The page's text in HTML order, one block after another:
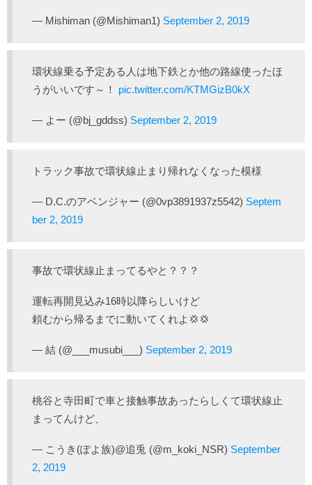
— Mishiman (@Mishiman1) September 2, 2019
環状線乗る予定ある人は地下鉄とか他の路線使ったほ
うがいいです～！ pic.twitter.com/KTMGizB0kX
— よー (@bj_gddss) September 2, 2019
トラック事故で環状線止まり帰れなくなった模様
— D.C.のアベンジャー (@0vp3891937z5542) Septem
ber 2, 2019
事故で環状線止まってるやと？？？
運転再開見込み16時以降らしいけど
頼むから帰るまでに動いてくれよ💢💢
— 結 (@___musubi___) September 2, 2019
桃谷と寺田町で車と接触事故あったらしくて環状線止
まってんけど、
— こうき(ぽよ族)@追兎 (@m_koki_NSR) September
2, 2019